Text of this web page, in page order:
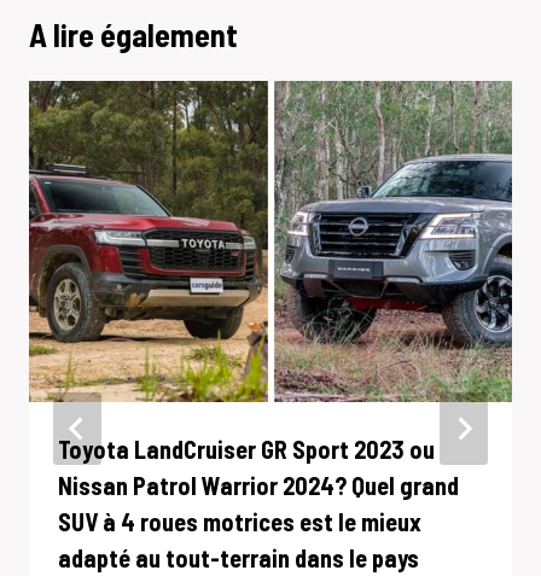
A lire également
Toyota LandCruiser GR Sport 2023 ou
Nissan Patrol Warrior 2024? Quel grand
SUV à 4 roues motrices est le mieux
adapté au tout-terrain dans le pays